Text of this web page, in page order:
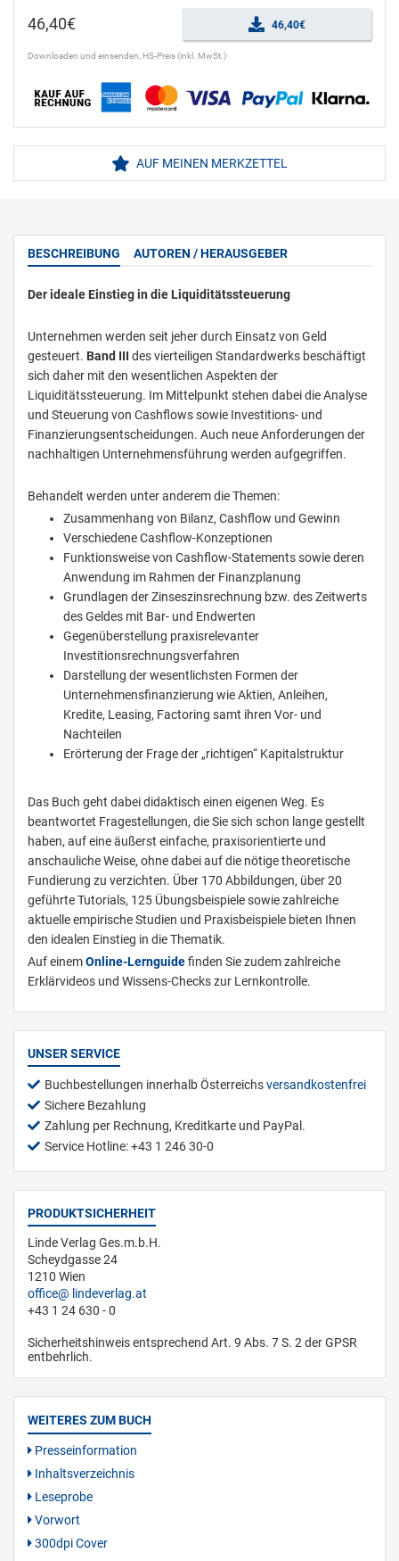
46,40€ 46,40€
Downloaden und einsenden, HS-Preis (inkl. MwSt.)
AUF MEINEN MERKZETTEL
BESCHREIBUNG AUTOREN / HERAUSGEBER
Der ideale Einstieg in die Liquiditätssteuerung
Unternehmen werden seit jeher durch Einsatz von Geld
gesteuert. Band III des vierteiligen Standardwerks beschäftigt
sich daher mit den wesentlichen Aspekten der
Liquiditätssteuerung. Im Mittelpunkt stehen dabei die Analyse
und Steuerung von Cashflows sowie Investitions- und
Finanzierungsentscheidungen. Auch neue Anforderungen der
nachhaltigen Unternehmensführung werden aufgegriffen.
Behandelt werden unter anderem die Themen:
Zusammenhang von Bilanz, Cashflow und Gewinn
Verschiedene Cashflow-Konzeptionen
Funktionsweise von Cashflow-Statements sowie deren
Anwendung im Rahmen der Finanzplanung
Grundlagen der Zinseszinsrechnung bzw. des Zeitwerts
des Geldes mit Bar- und Endwerten
Gegenüberstellung praxisrelevanter
Investitionsrechnungsverfahren
Darstellung der wesentlichsten Formen der
Unternehmensfinanzierung wie Aktien, Anleihen,
Kredite, Leasing, Factoring samt ihren Vor- und
Nachteilen
Erörterung der Frage der „richtigen“ Kapitalstruktur
Das Buch geht dabei didaktisch einen eigenen Weg. Es
beantwortet Fragestellungen, die Sie sich schon lange gestellt
haben, auf eine äußerst einfache, praxisorientierte und
anschauliche Weise, ohne dabei auf die nötige theoretische
Fundierung zu verzichten. Über 170 Abbildungen, über 20
geführte Tutorials, 125 Übungsbeispiele sowie zahlreiche
aktuelle empirische Studien und Praxisbeispiele bieten Ihnen
den idealen Einstieg in die Thematik.
Auf einemOnline-Lernguidefinden Sie zudem zahlreiche
Erklärvideos und Wissens-Checks zur Lernkontrolle.
UNSER SERVICE
Buchbestellungen innerhalb Österreichsversandkostenfrei
Sichere Bezahlung
Zahlung per Rechnung, Kreditkarte und PayPal.
Service Hotline: +43 1 246 30-0
PRODUKTSICHERHEIT
Linde Verlag Ges.m.b.H.
Scheydgasse 24
1210 Wien
office
lindeverlag.at
+43 1 24 630 - 0
Sicherheitshinweis entsprechend Art. 9 Abs. 7 S. 2 der GPSR
entbehrlich.
WEITERES ZUM BUCH
Presseinformation
Inhaltsverzeichnis
Leseprobe
Vorwort
300dpi Cover